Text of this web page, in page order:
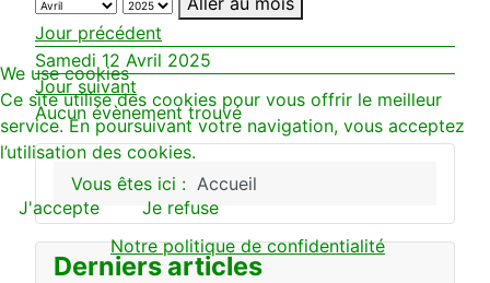
Jour précédent
Samedi 12 Avril 2025
Jour suivant
Aucun évènement trouvé
Vous êtes ici : Accueil
Derniers articles
We use cookies
Ce site utilise des cookies pour vous offrir le meilleur
service. En poursuivant votre navigation, vous acceptez
l’utilisation des cookies.
J'accepte
Je refuse
Notre politique de confidentialité